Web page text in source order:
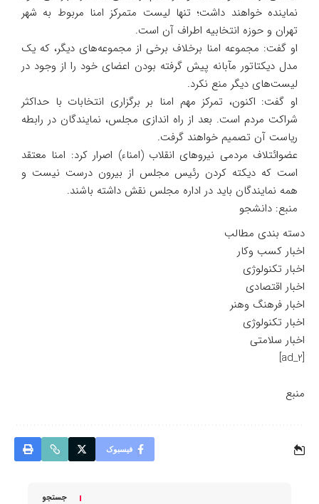
نماینده خواهند داشت؛ تنها لیست متمرکز امنا مربوط به شهر
تهران و حوزه انتخابیه اطراف آن است.
او گفت: مجموعه امنا برخلاف برخی از مجموعه‌های دیگر، که یک
مدل دیکتاتور مآبانه پیش گرفته بودن اعضای خود را از وجود در
لیست‌های دیگر منع نکرد.
او گفت: اکنون، تمرکز مهم امنا بر برگزاری انتخابات با حداکثر
شراکت مردم است. بعد از راه اندازی مجلس، نمایندگان در رابطه
ریاست آن تصمیم خواهند گرفت.
عضوائتلاف مردمی نیرو‌های انقلاب (امناء) اصرار کرد: امنا معتقد
است که دیکته کردن رئیس مجلس از بیرون درست نیست و
همه نمایندگان باید در اداره مجلس نقش داشته باشند.
منبع: دانشجو
دسته بندی مطالب
اخبار کسب وکار
اخبار تکنولوژی
اخبار اقتصادی
اخبار فرهنگ وهنر
اخبار تکنولوژی
اخبار سلامتی
[ad_2]
منبع
فیسبوک
جستجو